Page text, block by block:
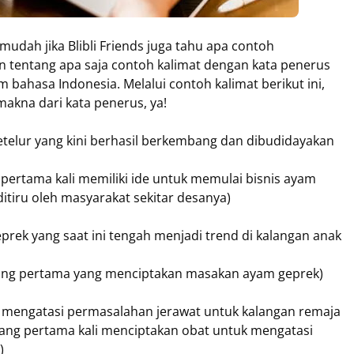
jika Blibli Friends juga tahu apa contoh
tentang apa saja contoh kalimat dengan kata penerus
bahasa Indonesia. Melalui contoh kalimat berikut ini,
dari kata penerus, ya!
yang kini berhasil berkembang dan dibudidayakan
kali memiliki ide untuk memulai bisnis ayam
oleh masyarakat sekitar desanya)
yang saat ini tengah menjadi trend di kalangan anak
pertama yang menciptakan masakan ayam geprek)
permasalahan jerawat untuk kalangan remaja
pertama kali menciptakan obat untuk mengatasi